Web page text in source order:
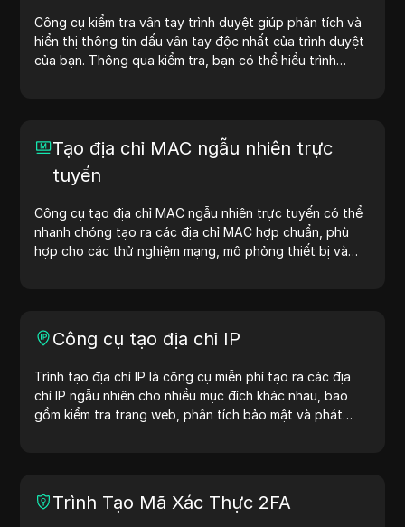
Công cụ kiểm tra vân tay trình duyệt giúp phân tích và
hiển thị thông tin dấu vân tay độc nhất của trình duyệt
của bạn. Thông qua kiểm tra, bạn có thể hiểu trình
Tạo địa chỉ MAC ngẫu nhiên trực
tuyến
Công cụ tạo địa chỉ MAC ngẫu nhiên trực tuyến có thể
nhanh chóng tạo ra các địa chỉ MAC hợp chuẩn, phù
hợp cho các thử nghiệm mạng, mô phỏng thiết bị và
Công cụ tạo địa chỉ IP
Trình tạo địa chỉ IP là công cụ miễn phí tạo ra các địa
chỉ IP ngẫu nhiên cho nhiều mục đích khác nhau, bao
gồm kiểm tra trang web, phân tích bảo mật và phát
riêng tư và nhiều mục đích khác. Đơn giản hóa quy trình
làm việc và cải thiện quá trình phát triển — tạo địa chỉ
Trình Tạo Mã Xác Thực 2FA